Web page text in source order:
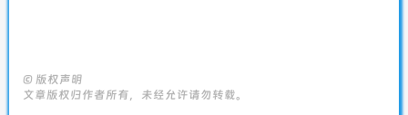
© 版权声明
文章版权归作者所有，未经允许请勿转载。